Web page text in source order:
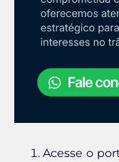
Acesse o